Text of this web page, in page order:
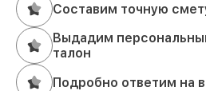
Составим точную
Выдадим
талон
Подробно ответим на